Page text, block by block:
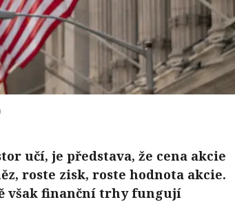
učí, je představa, že cena akcie
roste zisk, roste hodnota akcie.
však finanční trhy fungují